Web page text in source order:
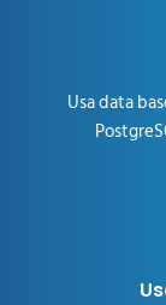
Usa data